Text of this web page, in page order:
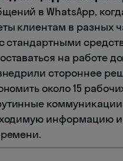
в WhatsApp,
клиентам в разных
стандартными
на работе
стороннее
около 15
информацию и